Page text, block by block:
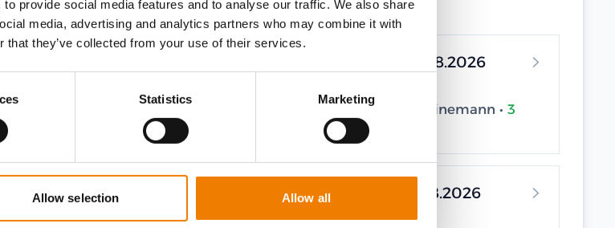
provide social media features and to analyse our traffic. We also share
media, advertising and analytics partners who may combine it with
that they’ve collected from your use of their services.
Statistics Marketing
Allow selection Allow all
10.08.2026 - 10.08.2026
Trainingscenter Heinemann • 3
seats available
12.08.2026 - 12.08.2026